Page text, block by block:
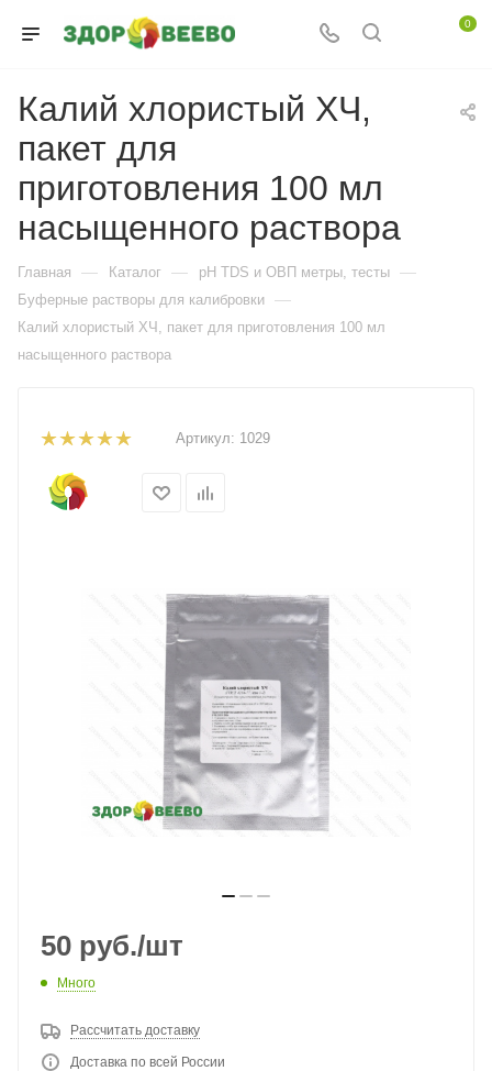
0
Калий хлористый ХЧ,
пакет для
приготовления 100 мл
насыщенного раствора
Главная — Каталог — pH TDS и ОВП метры, тесты —
Буферные растворы для калибровки —
Калий хлористый ХЧ, пакет для приготовления 100 мл
насыщенного раствора
Артикул: 1029
50 руб./шт
Много
Рассчитать доставку
Доставка по всей России